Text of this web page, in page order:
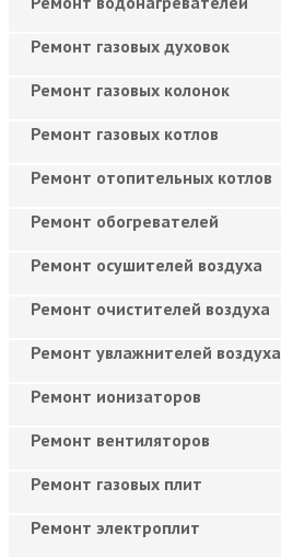
Ремонт газовых духовок
Ремонт газовых колонок
Ремонт газовых котлов
Ремонт отопительных котлов
Ремонт обогревателей
Ремонт осушителей воздуха
Ремонт очистителей воздуха
Ремонт увлажнителей воздуха
Ремонт ионизаторов
Ремонт вентиляторов
Ремонт газовых плит
Ремонт электроплит